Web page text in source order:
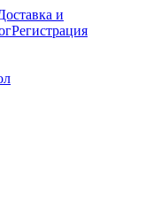
и
Регистрация